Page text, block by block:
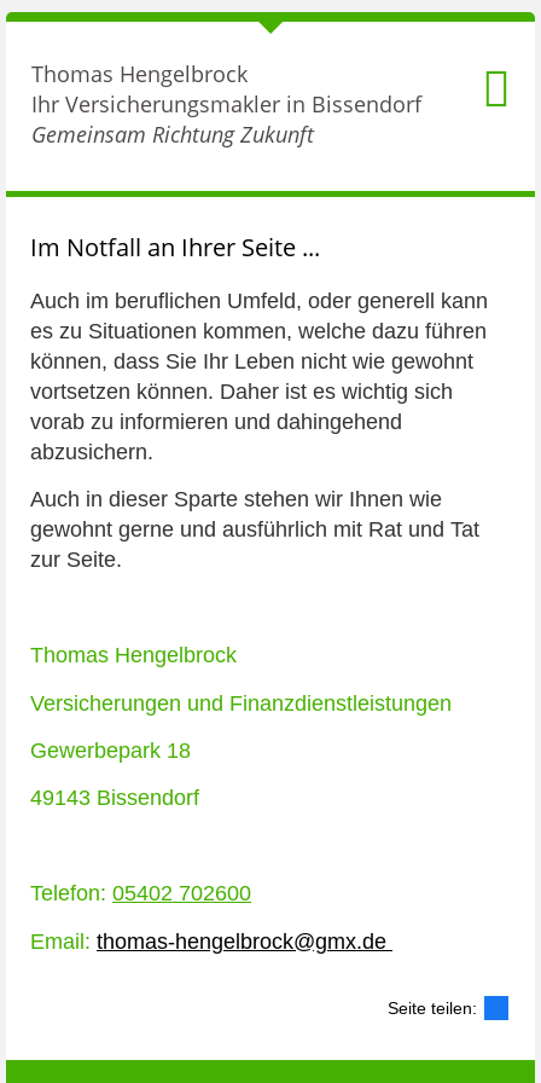
Thomas Hengelbrock
Ihr Versicherungsmakler in Bissendorf
Gemeinsam Richtung Zukunft
Im Notfall an Ihrer Seite ...
Auch im beruflichen Umfeld, oder generell kann
es zu Situationen kommen, welche dazu führen
können, dass Sie Ihr Leben nicht wie gewohnt
vortsetzen können. Daher ist es wichtig sich
vorab zu informieren und dahingehend
abzusichern.
Auch in dieser Sparte stehen wir Ihnen wie
gewohnt gerne und ausführlich mit Rat und Tat
zur Seite.
Thomas Hengelbrock
Versicherungen und Finanzdienstleistungen
Gewerbepark 18
49143 Bissendorf
Telefon: 05402 702600
Email: thomas-hengelbrock@gmx.de
Seite teilen: